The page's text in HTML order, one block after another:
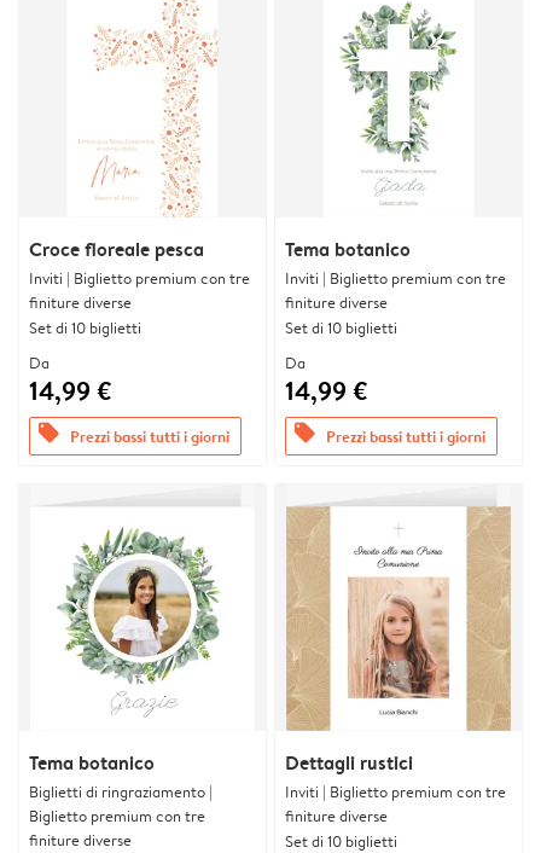
Croce floreale pesca
Inviti | Biglietto premium con tre
finiture diverse
Set di 10 biglietti
Da
14,99 €
offers Prezzi bassi tutti i giorni
Tema botanico
Inviti | Biglietto premium con tre
finiture diverse
Set di 10 biglietti
Da
14,99 €
offers Prezzi bassi tutti i giorni
Tema botanico
Biglietti di ringraziamento |
Biglietto premium con tre
finiture diverse
Dettagli rustici
Inviti | Biglietto premium con tre
finiture diverse
Set di 10 biglietti